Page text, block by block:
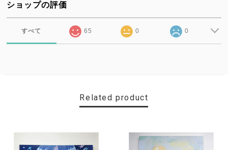
ショップの評価
すべて 65 0 0
Related product